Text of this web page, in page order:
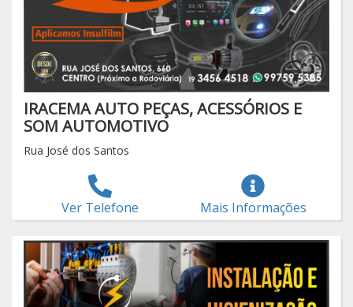
IRACEMA AUTO PEÇAS, ACESSÓRIOS E
SOM AUTOMOTIVO
Rua José dos Santos
Ver Telefone Mais Informações